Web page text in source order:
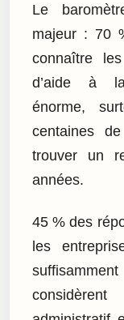
Le
majeur : 70
connaître
d’aide à la
énorme,
centaines
trouver un
années.
45 % des
les